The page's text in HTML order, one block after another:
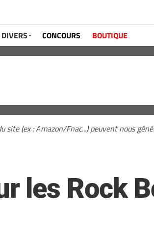
DIVERS CONCOURS BOUTIQUE
site (ex : Amazon/Fnac...) peuvent nous
les Rock